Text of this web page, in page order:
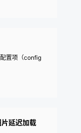
置项（config
延迟加载